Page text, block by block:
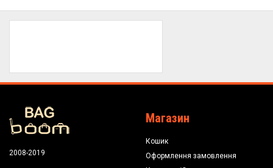
2008-2019
Магазин
Кошик
Оформлення замовлення